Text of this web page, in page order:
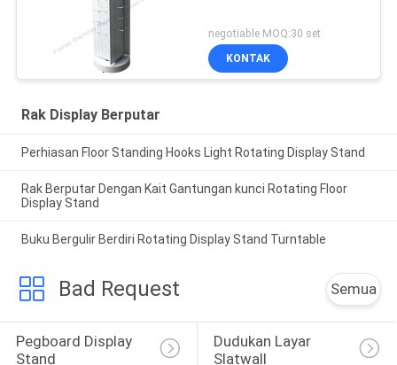
negotiable MOQ:30 set
KONTAK
Rak Display Berputar
Perhiasan Floor Standing Hooks Light Rotating Display Stand
Rak Berputar Dengan Kait Gantungan kunci Rotating Floor
Display Stand
Buku Bergulir Berdiri Rotating Display Stand Turntable
Bad Request Semua
Pegboard Display
Stand
Dudukan Layar
Slatwall